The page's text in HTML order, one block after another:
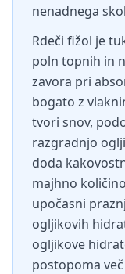
nenadnega
Rdeči fižol je
poln topnih in
zavora pri
bogato z
tvori snov,
razgradnjo
doda
majhno
upočasni
ogljikovih
ogljikove
postopoma